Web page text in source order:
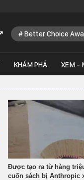
Better Choice
KHÁM PHÁ XEM -
Được tạo ra từ hàng
cuốn sách bị Anthropic